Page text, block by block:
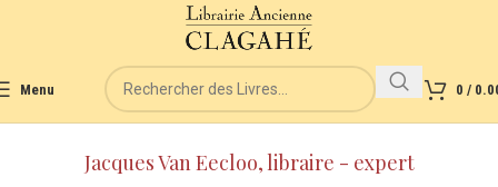
Menu 0 /
Jacques Van Eecloo, libraire - expert